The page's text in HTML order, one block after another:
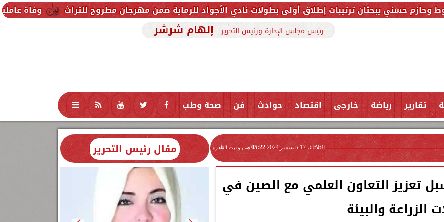
وفاة عاملين متأثرين ترتيبات إطلاق أولى بطولات نادي الأجواد للرماية ضمن مهرجان مطروح للتراث
رئيس مجلس الإدارة ورئيس التحرير إلهام شرشر
تقارير رياضة خارجي اقتصاد حوادث فن صحة وطب تكنولوجيا منوعات محافظات
الثلاثاء، 17 ديسمبر 2024 05:22 مـ بتوقيت القاهرة
تعزيز التعاون العلمي مع الصين في
الزراعة والبيئة
مقال رئيس التحرير